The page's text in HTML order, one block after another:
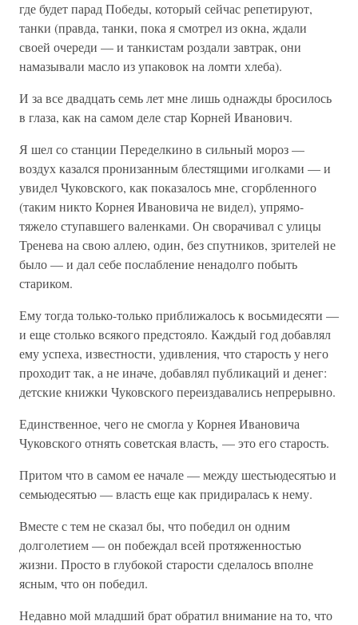
где будет парад Победы, который сейчас репетируют,
танки (правда, танки, пока я смотрел из окна, ждали
своей очереди — и танкистам роздали завтрак, они
намазывали масло из упаковок на ломти хлеба).
И за все двадцать семь лет мне лишь однажды бросилось
в глаза, как на самом деле стар Корней Иванович.
Я шел со станции Переделкино в сильный мороз —
воздух казался пронизанным блестящими иголками — и
увидел Чуковского, как показалось мне, сгорбленного
(таким никто Корнея Ивановича не видел), упрямо-
тяжело ступавшего валенками. Он сворачивал с улицы
Тренева на свою аллею, один, без спутников, зрителей не
было — и дал себе послабление ненадолго побыть
стариком.
Ему тогда только-только приближалось к восьмидесяти —
и еще столько всякого предстояло. Каждый год добавлял
ему успеха, известности, удивления, что старость у него
проходит так, а не иначе, добавлял публикаций и денег:
детские книжки Чуковского переиздавались непрерывно.
Единственное, чего не смогла у Корнея Ивановича
Чуковского отнять советская власть, — это его старость.
Притом что в самом ее начале — между шестьюдесятью и
семьюдесятью — власть еще как придиралась к нему.
Вместе с тем не сказал бы, что победил он одним
долголетием — он побеждал всей протяженностью
жизни. Просто в глубокой старости сделалось вполне
ясным, что он победил.
Недавно мой младший брат обратил внимание на то, что